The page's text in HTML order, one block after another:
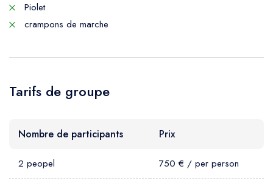
Piolet
crampons de marche
Tarifs de groupe
Nombre de participants Prix
2 peopel 750 € / per person